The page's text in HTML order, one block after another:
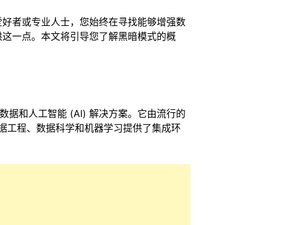
者或专业人士，您始终在寻找能够增强数
一点。本文将引导您了解黑暗模式的概
据和人工智能 (AI) 解决方案。它由流行的
程、数据科学和机器学习提供了集成环